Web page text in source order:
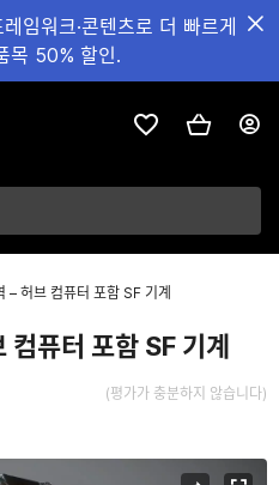
임워크·콘텐츠로 더 빠르게
목 50% 할인.
– 허브 컴퓨터 포함 SF 기계
퓨터 포함 SF 기계
(평가가 충분하지 않습니다)